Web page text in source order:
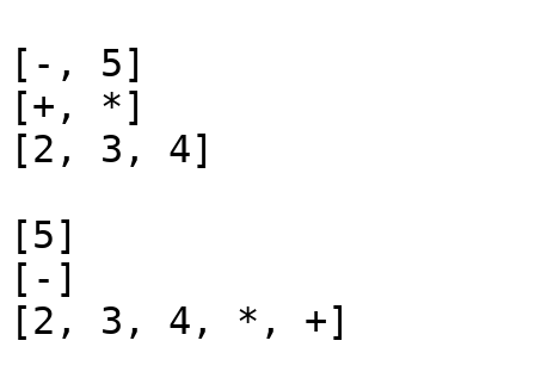
[-, 5]
[+, *]
[2, 3, 4]
[5]
[-]
[2, 3, 4, *, +]